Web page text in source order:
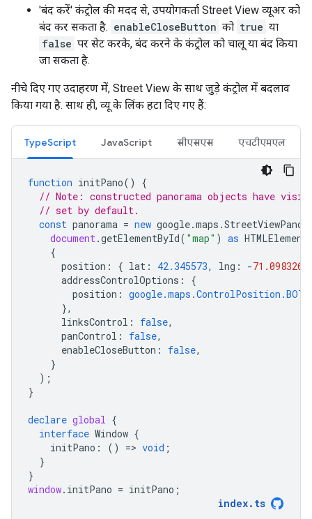
'बंद करें' कंट्रोल की मदद से, उपयोगकर्ता Street View व्यूअर को
बंद कर सकता है. enableCloseButton को true या
false पर सेट करके, बंद करने के कंट्रोल को चालू या बंद किया
जा सकता है.
नीचे दिए गए उदाहरण में, Street View के साथ जुड़े कंट्रोल में बदलाव
किया गया है. साथ ही, व्यू के लिंक हटा दिए गए हैं:
TypeScript JavaScript सीएसएस एचटीएमएल
function initPano()
{
// Note: constructed panorama objects have
// set by default.
const panorama = new google.maps .
document.getElementById( "map" ) as HTMLElement
{
position : { lat : 42.345573, lng : -71.098326
addressControlOptions :
{
position :
},
linksControl : false,
panControl : false,
enableCloseButton : false,
}
);
}
declare global {
interface Window {
initPano : () => void ;
}
}
window. initPano = initPano ;
index. ts